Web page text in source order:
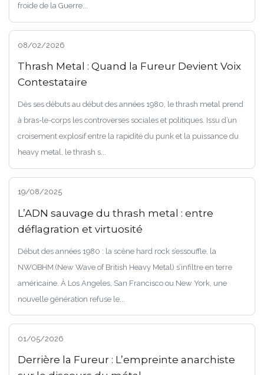
froide de la Guerre...
08/02/2026
Thrash Metal : Quand la Fureur Devient Voix
Contestataire
Dès ses débuts au début des années 1980, le thrash metal prend
à bras-le-corps les controverses sociales et politiques. Issu d’un
croisement explosif entre la rapidité du punk et la puissance du
heavy metal, le thrash s...
19/08/2025
L’ADN sauvage du thrash metal : entre
déflagration et virtuosité
Début des années 1980 : la scène hard rock s’essouffle, la
NWOBHM (New Wave of British Heavy Metal) s’infiltre en terre
américaine. À Los Angeles, San Francisco ou New York, une
nouvelle génération refuse le...
01/05/2026
Derrière la Fureur : L’empreinte anarchiste